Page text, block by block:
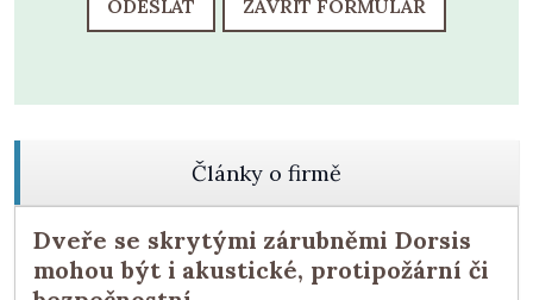
ODESLAT ZAVŘÍT FORMULÁŘ
Články o firmě
Dveře se skrytými zárubněmi Dorsis
mohou být i akustické, protipožární či